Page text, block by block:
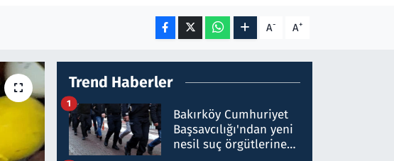
A- A+
Trend Haberler
Bakırköy Cumhuriyet
Başsavcılığı'ndan yeni
nesil suç örgütlerine
1